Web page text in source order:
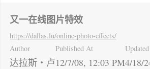
又一在线图片特效
https://dallas.lu/online-photo-effects/
Author
达拉斯・卢
Published At
12/7/08, 12:03 PM4/18/